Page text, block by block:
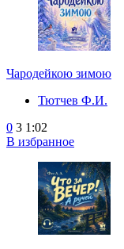
Чародейкою зимою
Тютчев Ф.И.
0 3 1:02
В избранное